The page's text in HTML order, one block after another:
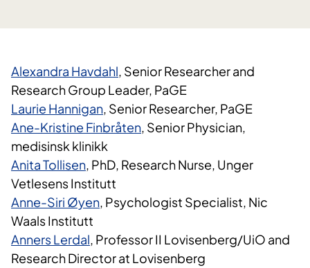
Alexandra Havdahl, Senior Researcher and
Research Group Leader, PaGE
Laurie Hannigan, Senior Researcher, PaGE
Ane-Kristine Finbråten, Senior Physician,
medisinsk klinikk
Anita Tollisen, PhD, Research Nurse, Unger
Vetlesens Institutt
Anne-Siri Øyen, Psychologist Specialist, Nic
Waals Institutt
Anners Lerdal, Professor II Lovisenberg/UiO and
Research Director at Lovisenberg